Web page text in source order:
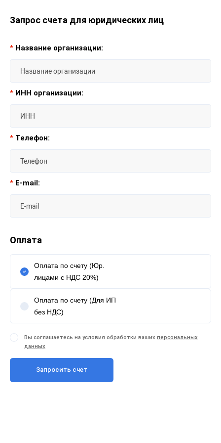
Запрос счета для юридических лиц
* Название организации:
* ИНН организации:
* Телефон:
* E-mail:
Оплата
Оплата по счету (Юр.
лицами с НДС 20%)
Оплата по счету (Для ИП
без НДС)
Вы соглашаетесь на условия обработки ваших персональных
данных